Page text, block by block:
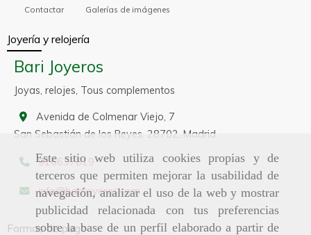
Este sitio web utiliza cookies propias y de
terceros que permiten mejorar la usabilidad de
navegación, analizar el uso de la web y mostrar
publicidad relacionada con tus preferencias
sobre la base de un perfil elaborado a partir de
Contactar Galerías de imágenes
Joyería y relojería
Bari Joyeros
Joyas, relojes, Tous complementos
Avenida de Colmenar Viejo, 7
San Sebastián de los Reyes, 28702, Madrid
916637819
info barijoyeros.com
Formas de pago